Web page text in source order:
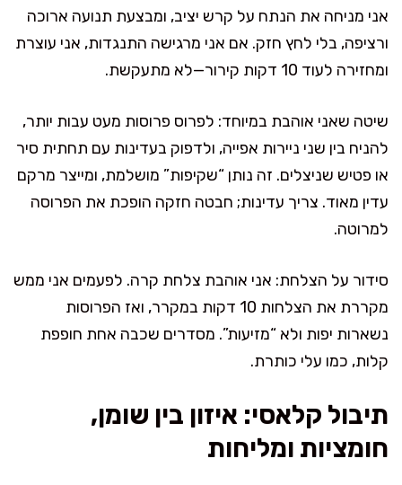
אני מניחה את הנתח על קרש יציב, ומבצעת תנועה ארוכה
ורציפה, בלי לחץ חזק. אם אני מרגישה התנגדות, אני עוצרת
ומחזירה לעוד 10 דקות קירור—לא מתעקשת.
שיטה שאני אוהבת במיוחד: לפרוס פרוסות מעט עבות יותר,
להניח בין שני ניירות אפייה, ולדפוק בעדינות עם תחתית סיר
או פטיש שניצלים. זה נותן “שקיפות” מושלמת, ומייצר מרקם
עדין מאוד. צריך עדינות; חבטה חזקה הופכת את הפרוסה
למרוטה.
סידור על הצלחת: אני אוהבת צלחת קרה. לפעמים אני ממש
מקררת את הצלחות 10 דקות במקרר, ואז הפרוסות
נשארות יפות ולא “מזיעות”. מסדרים שכבה אחת חופפת
קלות, כמו עלי כותרת.
תיבול קלאסי: איזון בין שומן,
חומציות ומליחות